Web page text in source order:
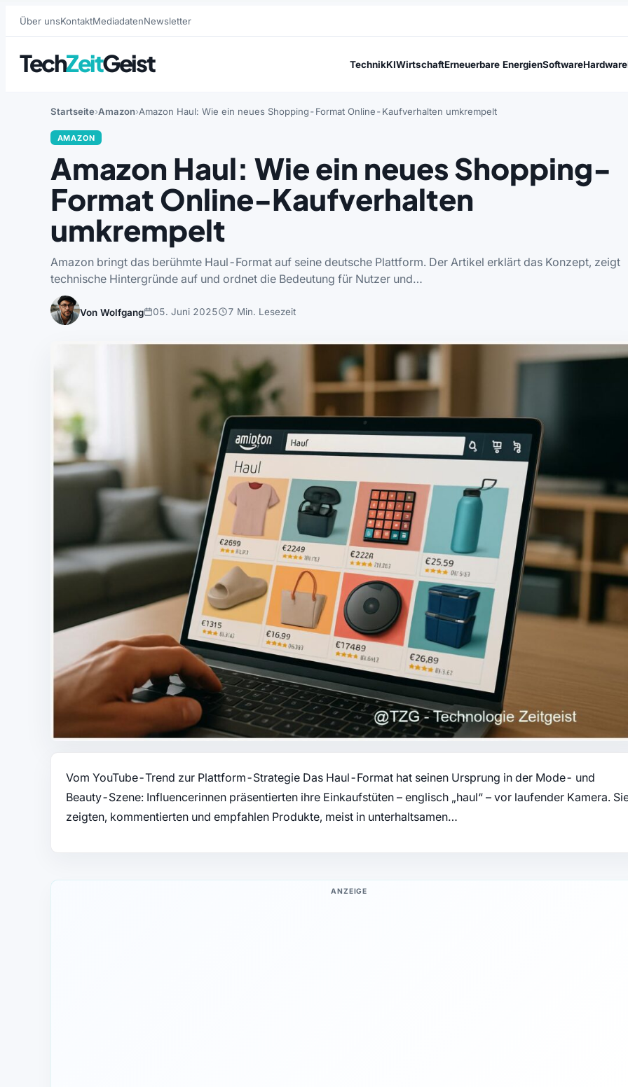
Über unsKontaktMediadatenNewsletter
TechZeitGeist TechnikKIWirtschaftErneuerbare EnergienSoftwareHardware
Startseite Amazon Amazon Haul: Wie ein neues Shopping-Format Online-Kaufverhalten umkrempelt
AMAZON
Amazon Haul: Wie ein neues Shopping-
Format Online-Kaufverhalten
umkrempelt
Amazon bringt das berühmte Haul-Format auf seine deutsche Plattform. Der Artikel erklärt das Konzept, zeigt
technische Hintergründe auf und ordnet die Bedeutung für Nutzer und…
Von Wolfgang 05. Juni 2025 7 Min. Lesezeit
Vom YouTube-Trend zur Plattform-Strategie Das Haul-Format hat seinen Ursprung in der Mode- und
Beauty-Szene: Influencerinnen präsentierten ihre Einkaufstüten – englisch „haul“ – vor laufender Kamera.
zeigten, kommentierten und empfahlen Produkte, meist in unterhaltsamen…
ANZEIGE